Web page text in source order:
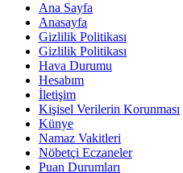
Ana Sayfa
Anasayfa
Gizlilik Politikası
Gizlilik Politikası
Hava Durumu
Hesabım
İletişim
Kişisel Verilerin Korunması
Künye
Namaz Vakitleri
Nöbetçi Eczaneler
Puan Durumları